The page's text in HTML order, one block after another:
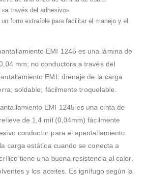
«a través del adhesivo»
forro extraíble para facilitar el manejo y el
EMI 1245 es una lámina de
mm; no conductora a través del
EMI: drenaje de la carga
soldable; fácilmente troquelable.
EMI 1245 es una cinta de
de 1,4 mil (0,04mm) fácilmente
conductor para el apantallamiento
carga estática cuando se conecta a
tiene una buena resistencia al calor,
y los aceites. Es ignífugo según la